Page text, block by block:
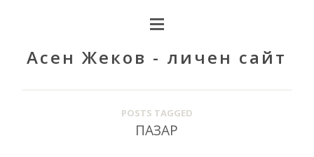
Асен Жеков - личен сайт
POSTS TAGGED
ПАЗАР